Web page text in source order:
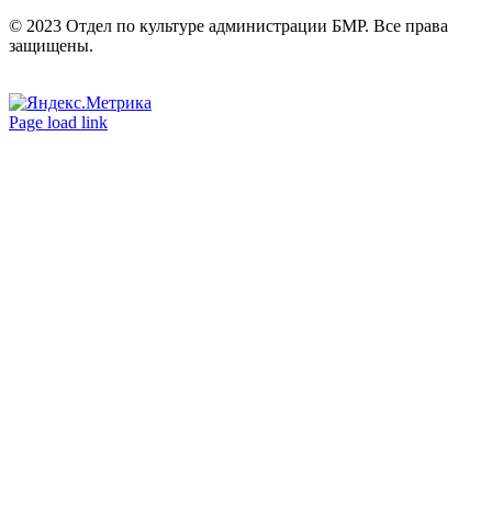
© 2023 Отдел по культуре администрации БМР. Все права
защищены.
Вконтакте
Одноклассники
Page load link